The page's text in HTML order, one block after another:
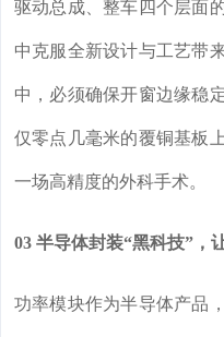
驱动总成、整车四个层面
中克服全新设计与工艺带
中，必须确保开窗边缘稳
仅零点几毫米的覆铜基板
一场高精度的外科手术。
03 半导体封装“黑科技”，
功率模块作为半导体产品